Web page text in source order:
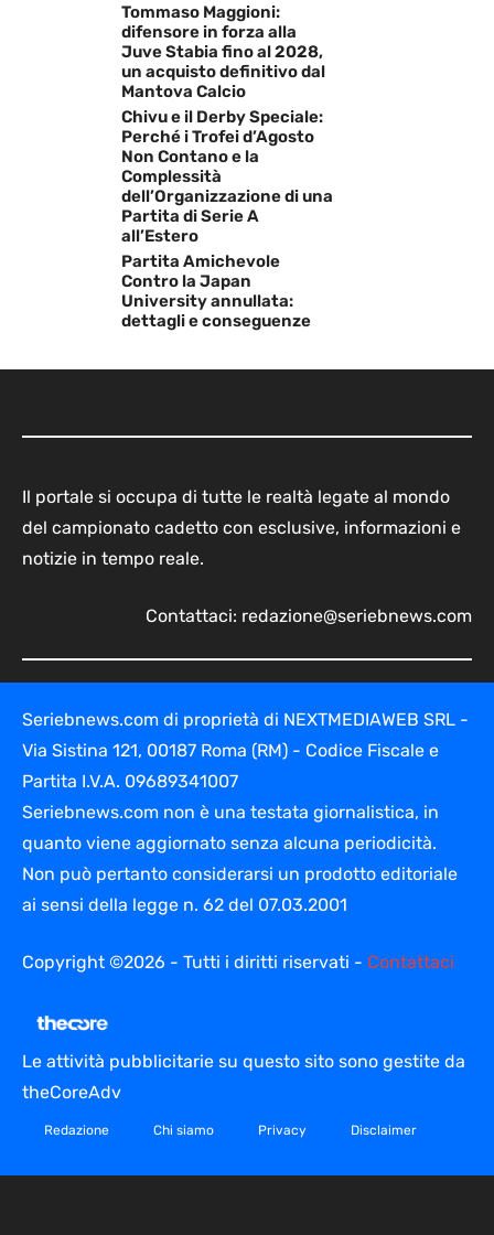
Tommaso Maggioni:
difensore in forza alla
Juve Stabia fino al 2028,
un acquisto definitivo dal
Mantova Calcio
Chivu e il Derby Speciale:
Perché i Trofei d’Agosto
Non Contano e la
Complessità
dell’Organizzazione di una
Partita di Serie A
all’Estero
Partita Amichevole
Contro la Japan
University annullata:
dettagli e conseguenze
Il portale si occupa di tutte le realtà legate al mondo
del campionato cadetto con esclusive, informazioni e
notizie in tempo reale.
Contattaci: redazione@seriebnews.com
Seriebnews.com di proprietà di NEXTMEDIAWEB SRL -
Via Sistina 121, 00187 Roma (RM) - Codice Fiscale e
Partita I.V.A. 09689341007
Seriebnews.com non è una testata giornalistica, in
quanto viene aggiornato senza alcuna periodicità.
Non può pertanto considerarsi un prodotto editoriale
ai sensi della legge n. 62 del 07.03.2001
Copyright ©2026 - Tutti i diritti riservati - Contattaci
Le attività pubblicitarie su questo sito sono gestite da
theCoreAdv
Redazione Chi siamo Privacy Disclaimer